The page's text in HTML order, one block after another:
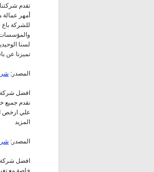
تقدم
أمهر
للشركة
لسنا
تميزنا عن
المصدر:
افضل شركة
نقدم جميع
علي ارخص
المزيد
المصدر:
افضل شركة
خاصة مع